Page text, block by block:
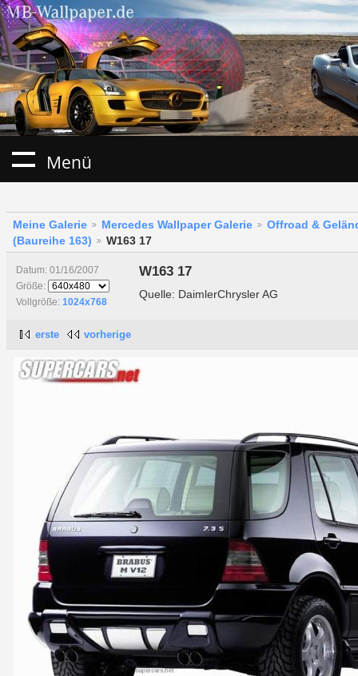
Menü
Meine Galerie Mercedes Wallpaper Galerie
Offroad &
(Baureihe 163)
W163 17
Datum: 01/16/2007
Größe:
Vollgröße: 1024x768
W163 17
Quelle: DaimlerChrysler AG
erste vorherige